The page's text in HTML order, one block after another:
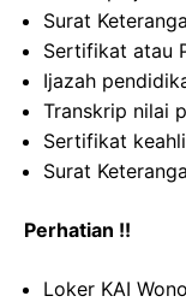
Surat
Sertifikat atau
Ijazah
Transkrip nilai
Sertifikat
Surat
Perhatian !!
Loker KAI